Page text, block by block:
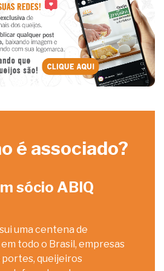
é associado?
sócio ABIQ
uma centena de
todo o Brasil, empresas
portes, queijeiros